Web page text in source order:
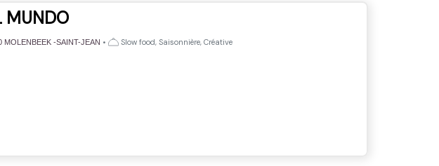
MUNDO
MOLENBEEK -SAINT-JEAN • Slow food, Saisonnière, Créative